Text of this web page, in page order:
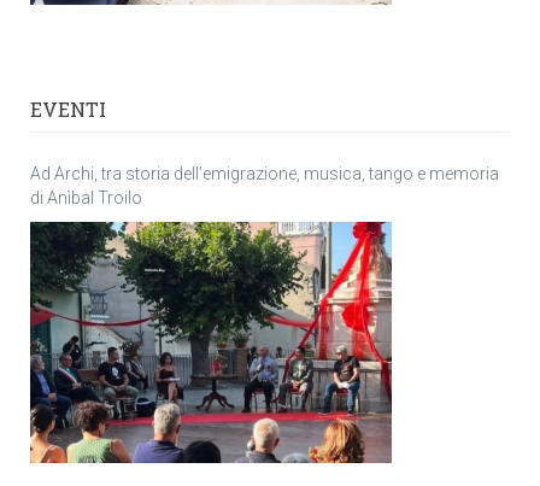
EVENTI
Ad Archi, tra storia dell’emigrazione, musica, tango e memoria
di Anìbal Troilo